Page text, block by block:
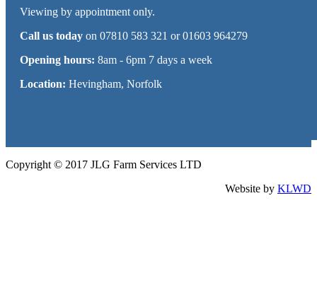
Viewing by appointment only.
Call us today on 07810 583 321 or 01603 964279
Opening hours: 8am - 6pm 7 days a week
Location: Hevingham, Norfolk
Copyright © 2017 JLG Farm Services LTD
Website by KLWD